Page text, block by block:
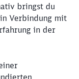
bringst du
Verbindung mit
in der